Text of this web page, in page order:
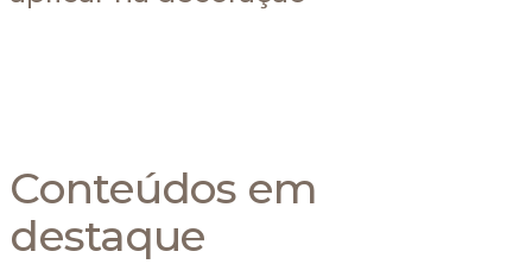
Conteúdos em
destaque